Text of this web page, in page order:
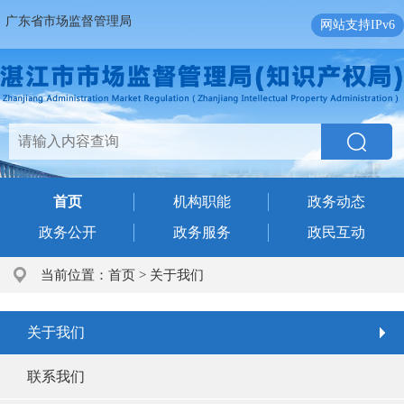
广东省市场监督管理局 网站支持IPv6
首页 机构职能
政务动态
政务公开
政务服务 政民互动
当前位置： 首页 > 关于我们
关于我们
联系我们